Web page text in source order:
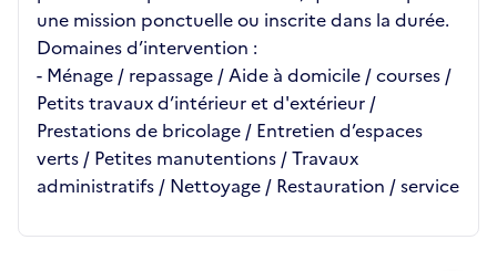
une mission ponctuelle ou inscrite dans la durée.
Domaines d’intervention :
- Ménage / repassage / Aide à domicile / courses /
Petits travaux d’intérieur et d'extérieur /
Prestations de bricolage / Entretien d’espaces
verts / Petites manutentions / Travaux
administratifs / Nettoyage / Restauration / service